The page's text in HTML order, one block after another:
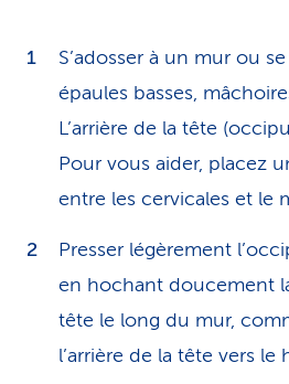
S’adosser à un mur ou
épaules basses,
L’arrière de la tête
Pour vous aider, placez
entre les cervicales et le
Presser légèrement
en hochant doucement
tête le long du mur,
l’arrière de la tête vers le